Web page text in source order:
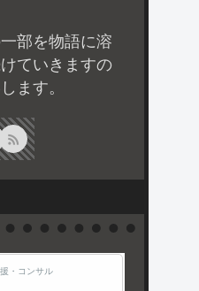
部を物語に溶
ていきますの
ます。